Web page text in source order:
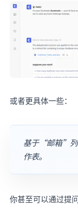
或者更具体一些：
基于“邮箱”列
作表。
你甚至可以通过提